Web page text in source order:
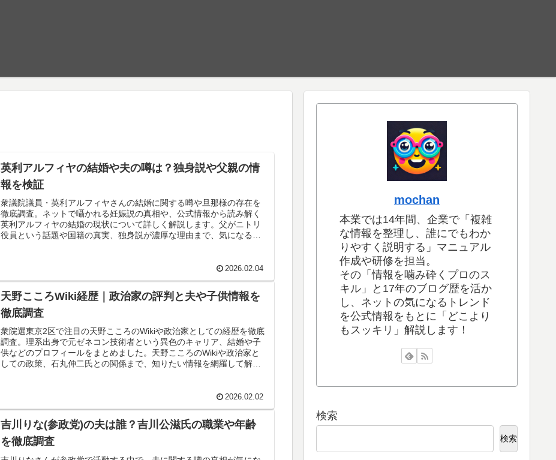
英利アルフィヤの結婚や夫の噂は？独身説や父親の情
報を検証
衆議院議員・英利アルフィヤさんの結婚に関する噂や旦那様の存在を
徹底調査。ネットで囁かれる妊娠説の真相や、公式情報から読み解く
英利アルフィヤの結婚の現状について詳しく解説します。父がニトリ
役員という話題や国籍の真実、独身説が濃厚な理由まで、気になる私
2026.02.04
天野こころWiki経歴｜政治家の評判と夫や子供情報を
徹底調査
衆院選東京2区で注目の天野こころのWikiや政治家としての経歴を徹底
調査。理系出身で元ゼネコン技術者という異色のキャリア、結婚や子
供などのプロフィールをまとめました。天野こころのWikiや政治家と
しての政策、石丸伸二氏との関係まで、知りたい情報を網羅して解説
2026.02.02
吉川りな(参政党)の夫は誰？吉川公滋氏の職業や年齢
を徹底調査
mochan
本業では14年間、企業で「複雑
な情報を整理し、誰にでもわか
りやすく説明する」マニュアル
作成や研修を担当。
その「情報を噛み砕くプロのス
キル」と17年のブログ歴を活か
し、ネットの気になるトレンド
を公式情報をもとに「どこより
もスッキリ」解説します！
検索
検索